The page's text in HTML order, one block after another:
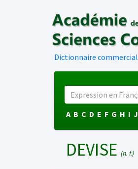
Dictionnaire commercial
A B C D E F G H I J
DEVISE (n. f.)